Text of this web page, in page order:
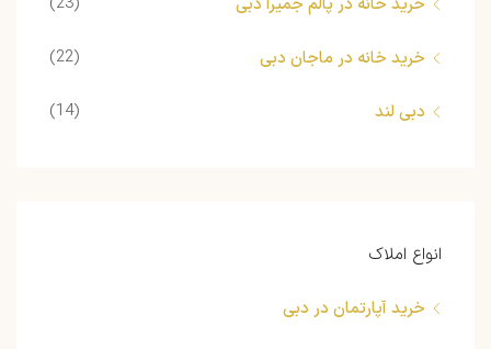
خرید خانه در ماجان دبی (22)
دبی لند (14)
انواع املاک
خرید آپارتمان در دبی